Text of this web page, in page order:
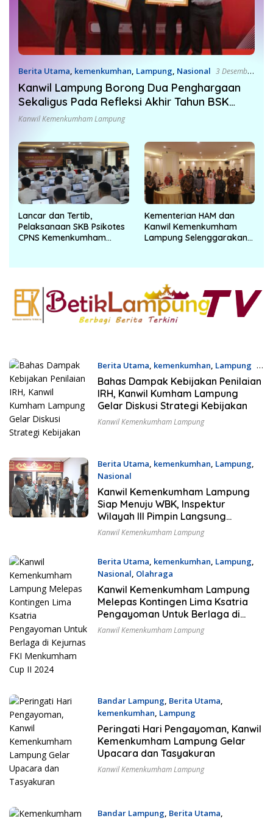
Berita Utama, kemenkumhan, Lampung, Nasional 3 Desember
2024
Kanwil Lampung Borong Dua Penghargaan
Sekaligus Pada Refleksi Akhir Tahun BSK
Kemenkum
Kanwil Kemenkumham Lampung
Lancar dan Tertib,
Pelaksanaan SKB Psikotes
CPNS Kemenkumham
Kementerian HAM dan
Kanwil Kemenkumham
Lampung Selenggarakan
Berita Utama, kemenkumhan, Lampung 7
November 2024
Bahas Dampak Kebijakan Penilaian
IRH, Kanwil Kumham Lampung
Gelar Diskusi Strategi Kebijakan
Kanwil Kemenkumham Lampung
Berita Utama, kemenkumhan, Lampung,
Nasional
16 Oktober 2024
Kanwil Kemenkumham Lampung
Siap Menuju WBK, Inspektur
Wilayah III Pimpin Langsung
Verifikasi Lapangan Oleh Tim
Kanwil Kemenkumham Lampung
Berita Utama, kemenkumhan, Lampung,
Nasional, Olahraga
17 September 2024
Kanwil Kemenkumham Lampung
Melepas Kontingen Lima Ksatria
Pengayoman Untuk Berlaga di
Kejurnas FKI Menkumham Cup II
Kanwil Kemenkumham Lampung
Bandar Lampung, Berita Utama,
kemenkumhan, Lampung
19 Agustus 2024
Peringati Hari Pengayoman, Kanwil
Kemenkumham Lampung Gelar
Upacara dan Tasyakuran
Kanwil Kemenkumham Lampung
Bandar Lampung, Berita Utama,